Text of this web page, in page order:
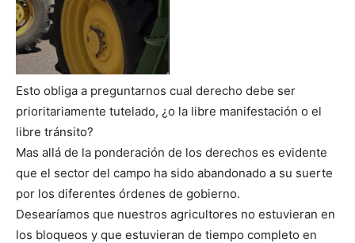
Esto obliga a preguntarnos cual derecho debe ser
prioritariamente tutelado, ¿o la libre manifestación o el
libre tránsito?
Mas allá de la ponderación de los derechos es evidente
que el sector del campo ha sido abandonado a su suerte
por los diferentes órdenes de gobierno.
Desearíamos que nuestros agricultores no estuvieran en
los bloqueos y que estuvieran de tiempo completo en